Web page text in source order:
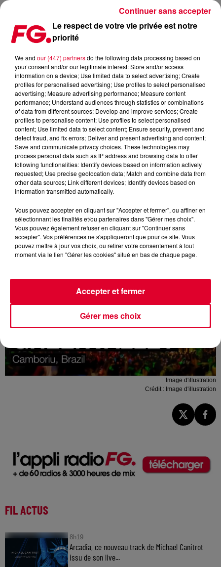
MUSIC STORY DU JOUR : GREEN VALLEY
Publié : 13 octobre 2025 à 11h28 par
Christophe HUBERT
Image d'illustration
Crédit : Image d'illustration
FIL ACTUS
8h19
Arcadia, ce nouveau track de Michael Canitrot
issu de son live...
Le respect de votre vie privée est notre
priorité
We and our (447) partnersdo the following data processing based on
your consent and/or our legitimate interest: Store and/or access
information on a device; Use limited data to select advertising; Create
profiles for personalised advertising; Use profiles to select personalised
advertising; Measure advertising performance; Measure content
performance; Understand audiences through statistics or combinations
of data from different sources; Develop and improve services; Create
profiles to personalise content; Use profiles to select personalised
content; Use limited data to select content; Ensure security, prevent and
detect fraud, and fix errors; Deliver and present advertising and content;
Save and communicate privacy choices. These technologies may
process personal data such as IP address and browsing data to offer
following functionalities: Identify devices based on information actively
requested; Use precise geolocation data; Match and combine data from
other data sources; Link different devices; Identify devices based on
information transmitted automatically.
Vous pouvez accepter en cliquant sur "Accepter et fermer", ou affiner en
sélectionnant les finalités et/ou partenaires dans "Gérer mes choix".
Vous pouvez également refuser en cliquant sur "Continuer sans
accepter". Vos préférences ne s'appliqueront que pour ce site. Vous
pouvez mettre à jour vos choix, ou retirer votre consentement à tout
moment via le lien "Gérer les cookies" situé en bas de chaque page.
Gérer mes choix
Accepter et fermer
Continuer sans accepter